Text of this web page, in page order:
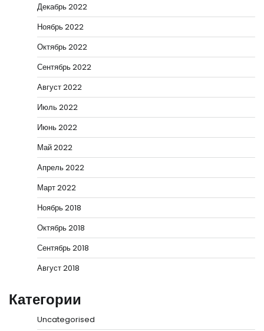
Декабрь 2022
Ноябрь 2022
Октябрь 2022
Сентябрь 2022
Август 2022
Июль 2022
Июнь 2022
Май 2022
Апрель 2022
Март 2022
Ноябрь 2018
Октябрь 2018
Сентябрь 2018
Август 2018
Категории
Uncategorised